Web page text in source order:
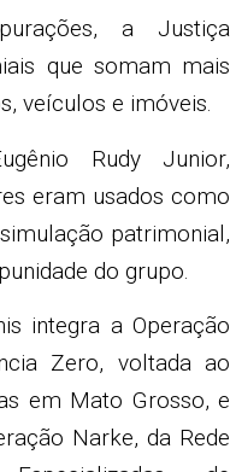
a Justiça
que somam mais
veículos e imóveis.
Rudy Junior,
eram usados como
patrimonial,
do grupo.
integra a Operação
Zero, voltada ao
em Mato Grosso, e
Narke, da Rede